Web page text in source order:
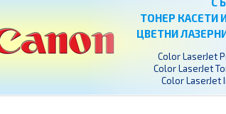
ТОНЕР КАСЕТИ
ЦВЕТНИ
Color LaserJet
Color LaserJet
Color LaserJet